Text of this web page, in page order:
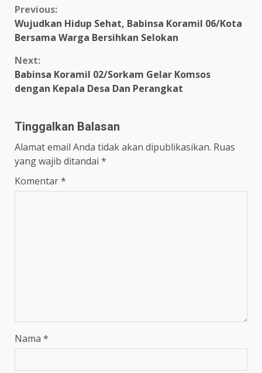
Continue
Reading
Previous:
Wujudkan Hidup Sehat, Babinsa Koramil 06/Kota
Bersama Warga Bersihkan Selokan
Next:
Babinsa Koramil 02/Sorkam Gelar Komsos
dengan Kepala Desa Dan Perangkat
Tinggalkan Balasan
Alamat email Anda tidak akan dipublikasikan. Ruas
yang wajib ditandai *
Komentar*
Nama *